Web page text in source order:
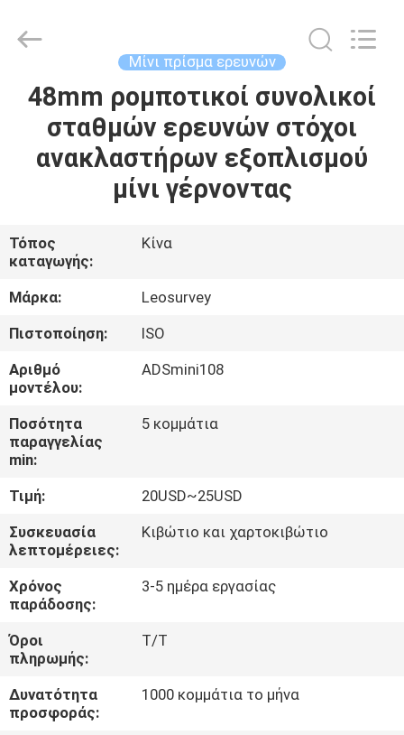
ΣΠΊΤΙ
ΠΡΟΪΌΝΤΑ
ΕΜΕΊΣ
ΓΎΡΟΣ
ΕΡΓΟΣΤΑΣΊΩΝ
ΠΟΙΟΤΙΚΌΣ
ΈΛΕΓΧΟΣ
ΕΛΆΤΕ
ΣΕ
ΕΠΑΦΉ
ΜΕ
ΖΗΤΉΣΤΕ
ΈΝΑ
ΑΠΌΣΠΑΣΜΑ
Instrument
Co.,Ltd.
Μίνι πρίσμα ερευνών
48mm ρομποτικοί συνολικοί
σταθμών ερευνών στόχοι
ανακλαστήρων εξοπλισμού
μίνι γέρνοντας
Τόπος
καταγωγής:
Κίνα
Μάρκα:
Leosurvey
Πιστοποίηση:
ISO
Αριθμό
μοντέλου:
ADSmini108
Ποσότητα
παραγγελίας
min:
5 κομμάτια
Τιμή:
20USD~25USD
Συσκευασία
λεπτομέρειες:
Κιβώτιο και χαρτοκιβώτιο
Χρόνος
παράδοσης:
3-5 ημέρα εργασίας
Όροι
πληρωμής:
T/T
Δυνατότητα
προσφοράς:
1000 κομμάτια το μήνα